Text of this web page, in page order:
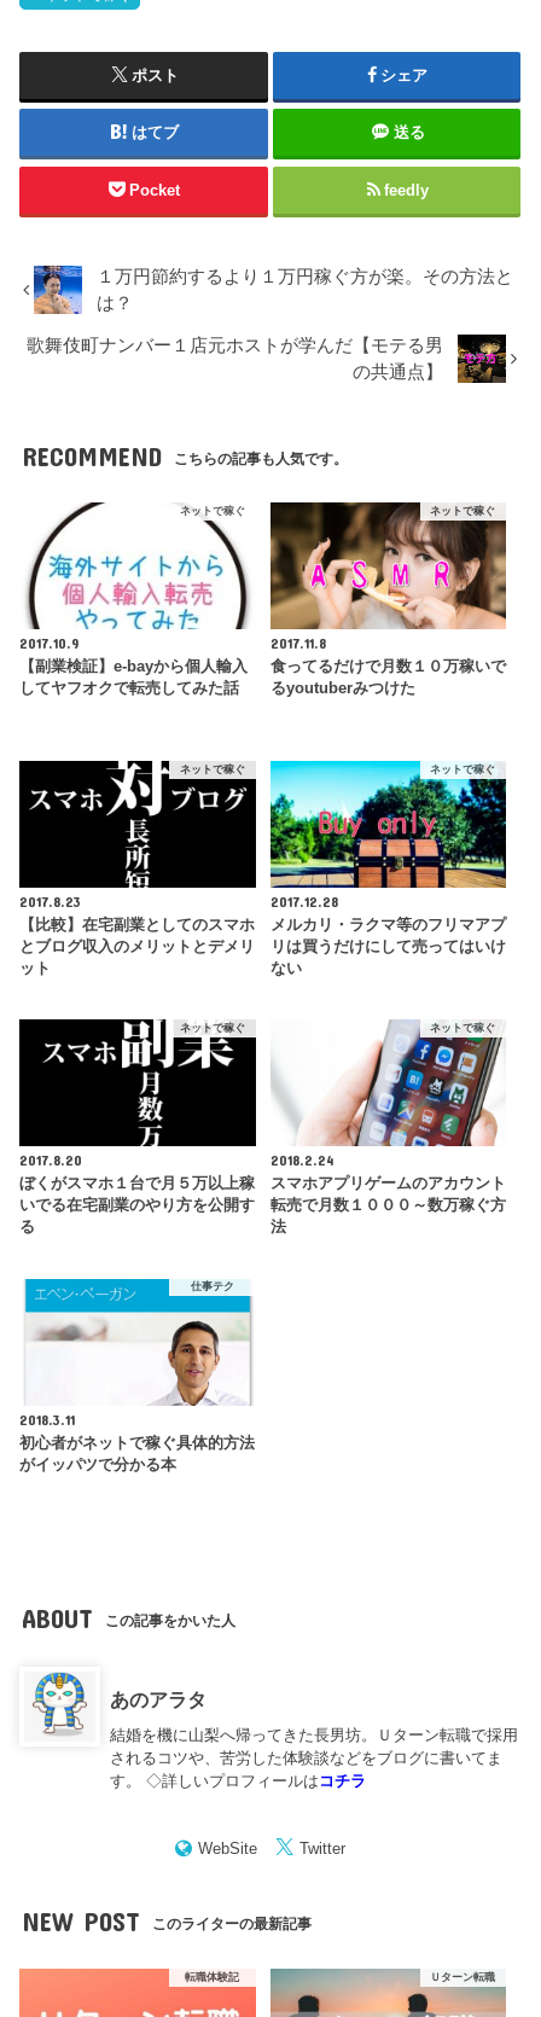
ポスト シェア
はてブ 送る
Pocket feedly
１万円節約するより１万円稼ぐ方が楽。その方法と
は？
歌舞伎町ナンバー１店元ホストが学んだ【モテる男
の共通点】
RECOMMEND こちらの記事も人気です。
ネットで稼ぐ
2017.10.9
【副業検証】e-bayから個人輸入
してヤフオクで転売してみた話
ネットで稼ぐ
2017.11.8
食ってるだけで月数１０万稼いで
るyoutuberみつけた
ネットで稼ぐ
2017.8.23
【比較】在宅副業としてのスマホ
とブログ収入のメリットとデメリ
ット
ネットで稼ぐ
2017.12.28
メルカリ・ラクマ等のフリマアプ
リは買うだけにして売ってはいけ
ない
ネットで稼ぐ
2017.8.20
ぼくがスマホ１台で月５万以上稼
いでる在宅副業のやり方を公開す
る
ネットで稼ぐ
2018.2.24
スマホアプリゲームのアカウント
転売で月数１０００～数万稼ぐ方
法
仕事テク
2018.3.11
初心者がネットで稼ぐ具体的方法
がイッパツで分かる本
ABOUT この記事をかいた人
あのアラタ
結婚を機に山梨へ帰ってきた長男坊。Ｕターン転職で採用
されるコツや、苦労した体験談などをブログに書いてま
す。 ◇詳しいプロフィールは コチラ
WebSite Twitter
NEW POST このライターの最新記事
転職体験記 Ｕターン転職